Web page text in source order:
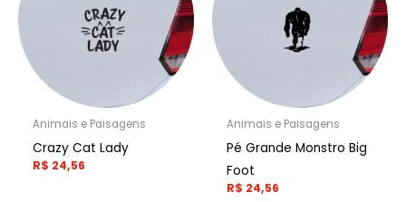
Animais e Paisagens
Crazy Cat Lady
R$ 24,56
Animais e Paisagens
Pé Grande Monstro Big
Foot
R$ 24,56